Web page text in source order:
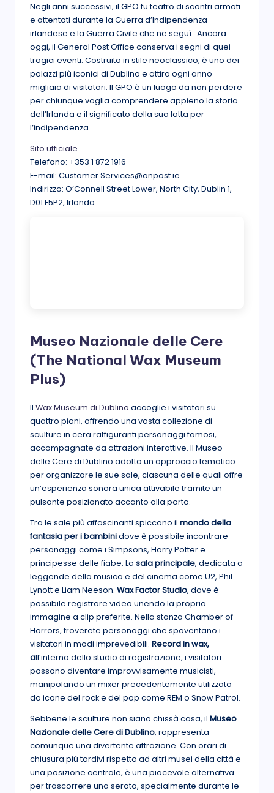
Negli anni successivi, il GPO fu teatro di scontri armati
e attentati durante la Guerra d’Indipendenza
irlandese e la Guerra Civile che ne seguì. Ancora
oggi, il General Post Office conserva i segni di quei
tragici eventi. Costruito in stile neoclassico, è uno dei
palazzi più iconici di Dublino e attira ogni anno
migliaia di visitatori. Il GPO è un luogo da non perdere
per chiunque voglia comprendere appieno la storia
dell’Irlanda e il significato della sua lotta per
l’indipendenza.
Sito ufficiale
Telefono: +353 1 872 1916
E-mail: Customer.Services@anpost.ie
Indirizzo: O’Connell Street Lower, North City, Dublin 1,
D01 F5P2, Irlanda
Museo Nazionale delle Cere
(The National Wax Museum
Plus)
Il Wax Museum di Dublino accoglie i visitatori su
quattro piani, offrendo una vasta collezione di
sculture in cera raffiguranti personaggi famosi,
accompagnate da attrazioni interattive. Il Museo
delle Cere di Dublino adotta un approccio tematico
per organizzare le sue sale, ciascuna delle quali offre
un’esperienza sonora unica attivabile tramite un
pulsante posizionato accanto alla porta.
Tra le sale più affascinanti spiccano il mondo della
fantasia per i bambinidove è possibile incontrare
personaggi come i Simpsons, Harry Potter e
principesse delle fiabe. La sala principale, dedicata a
leggende della musica e del cinema come U2, Phil
Lynott e Liam Neeson. Wax Factor Studio, dove è
possibile registrare video unendo la propria
immagine a clip preferite. Nella stanza Chamber of
Horrors, troverete personaggi che spaventano i
visitatori in modi imprevedibili. Record in wax,
all’interno dello studio di registrazione, i visitatori
possono diventare improvvisamente musicisti,
manipolando un mixer precedentemente utilizzato
da icone del rock e del pop come REM o Snow Patrol.
Sebbene le sculture non siano chissà cosa, il Museo
Nazionale delle Cere di Dublino, rappresenta
comunque una divertente attrazione. Con orari di
chiusura più tardivi rispetto ad altri musei della città e
una posizione centrale, è una piacevole alternativa
per trascorrere una serata, specialmente durante le